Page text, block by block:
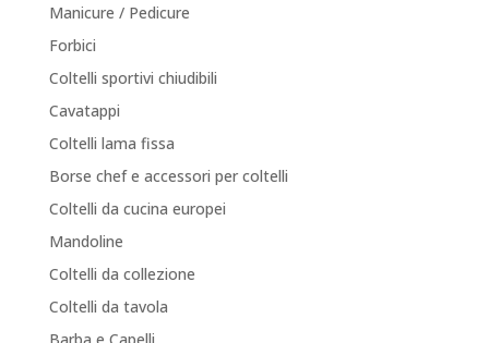
Manicure / Pedicure
Forbici
Coltelli sportivi chiudibili
Cavatappi
Coltelli lama fissa
Borse chef e accessori per coltelli
Coltelli da cucina europei
Mandoline
Coltelli da collezione
Coltelli da tavola
Barba e Capelli